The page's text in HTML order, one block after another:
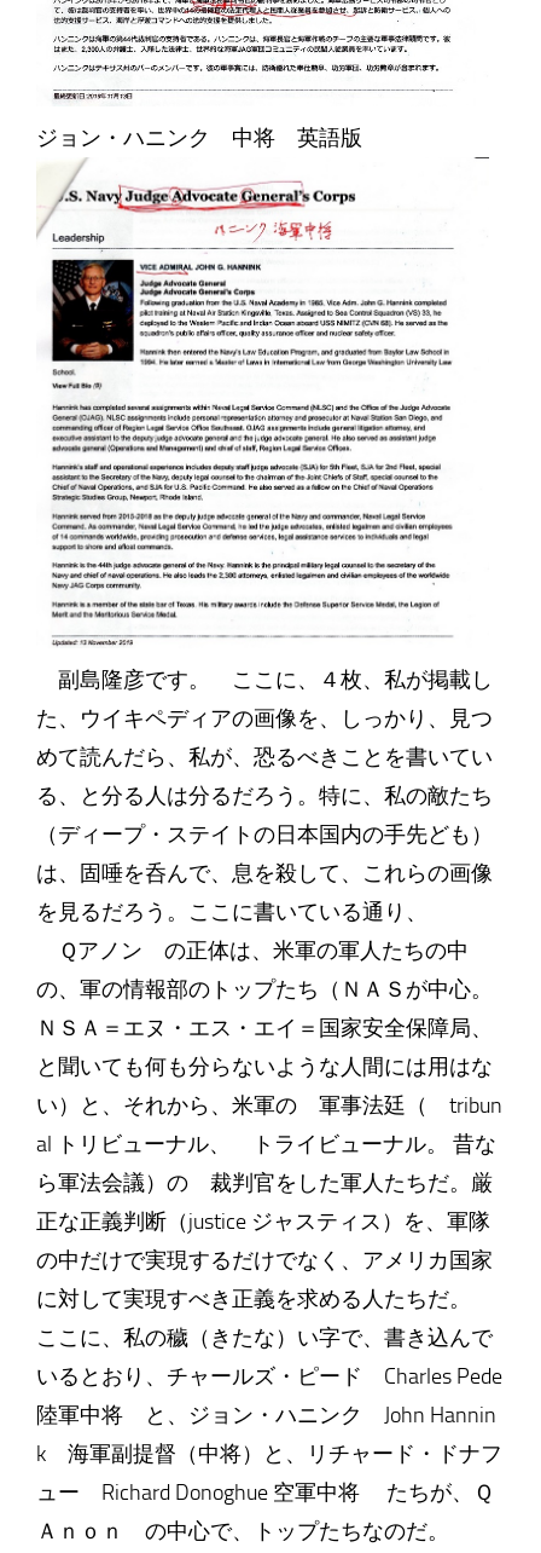
ジョン・ハニンク 中将 英語版
副島隆彦です。 ここに、４枚、私が掲載し
た、ウイキペディアの画像を、しっかり、見つ
めて読んだら、私が、恐るべきことを書いてい
る、と分る人は分るだろう。特に、私の敵たち
（ディープ・ステイトの日本国内の手先ども）
は、固唾を呑んで、息を殺して、これらの画像
を見るだろう。ここに書いている通り、
Ｑアノン の正体は、米軍の軍人たちの中
の、軍の情報部のトップたち（ＮＡＳが中心。
ＮＳＡ＝エヌ・エス・エイ＝国家安全保障局、
と聞いても何も分らないような人間には用はな
い）と、それから、米軍の 軍事法廷（ tribun
al トリビューナル、 トライビューナル。 昔な
ら軍法会議）の 裁判官をした軍人たちだ。厳
正な正義判断（justice ジャスティス）を、軍隊
の中だけで実現するだけでなく、アメリカ国家
に対して実現すべき正義を求める人たちだ。
ここに、私の穢（きたな）い字で、書き込んで
いるとおり、チャールズ・ピード Charles Pede
陸軍中将 と、ジョン・ハニンク John Hannin
k 海軍副提督（中将）と、リチャード・ドナフ
ュー Richard Donoghue 空軍中将 たちが、Ｑ
Ａｎｏｎ の中心で、トップたちなのだ。